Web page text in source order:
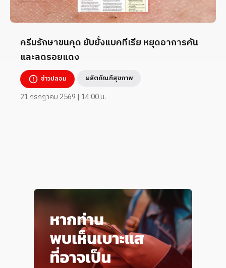
ครีมรักษาขนคุด ยับยั้งแบคทีเรีย หยุดอาการคัน
และลดรอยแดง
ข่าวปลอม ผลิตภัณฑ์สุขภาพ
21 กรกฎาคม 2569 | 14:00 น.